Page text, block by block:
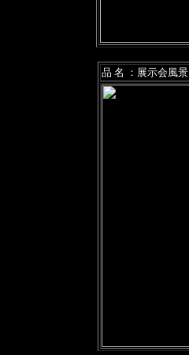
品 名 ：展示会風景